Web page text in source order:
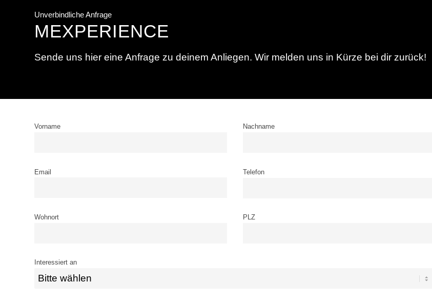
Unverbindliche Anfrage
MEXPERIENCE
Sende uns hier eine Anfrage zu deinem Anliegen. Wir melden uns in Kürze bei dir zurück!
Vorname Nachname
Email Telefon
Wohnort PLZ
Interessiert an